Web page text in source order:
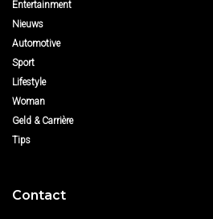
Entertainment
Nieuws
Automotive
Sport
Lifestyle
Woman
Geld & Carrière
Tips
Contact